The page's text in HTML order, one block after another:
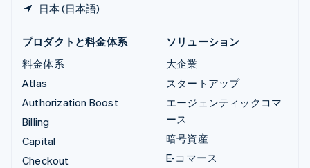
日本 (日本語)
プロダクトと料金体系
料金体系
Atlas
Authorization Boost
Billing
Capital
Checkout
ソリューション
大企業
スタートアップ
エージェンティックコマ
ース
暗号資産
E-コマース